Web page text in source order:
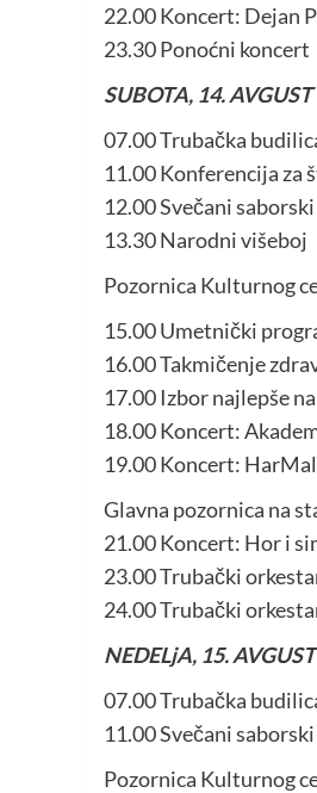
22.00 Koncert: Dejan
23.30 Ponoćni koncert
SUBOTA, 14. AVGUST
07.00 Trubačka
11.00 Konferencija za
12.00 Svečani
13.30 Narodni višeboj
Pozornica Kulturnog
15.00 Umetnički
16.00 Takmičenje
17.00 Izbor najlepše
18.00 Koncert:
19.00 Koncert:
Glavna pozornica na
21.00 Koncert: Hor i
23.00 Trubački
24.00 Trubački
NEDELjA, 15. AVGUST
07.00 Trubačka
11.00 Svečani
Pozornica Kulturnog